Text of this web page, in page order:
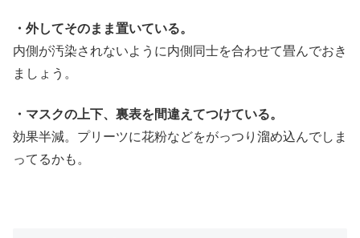
・外してそのまま置いている。
内側が汚染されないように内側同士を合わせて畳んでおき
ましょう。
・マスクの上下、裏表を間違えてつけている。
効果半減。プリーツに花粉などをがっつり溜め込んでしま
ってるかも。